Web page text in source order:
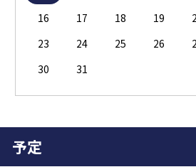
16
17 18 19
23
24 25 26
30
31
予定